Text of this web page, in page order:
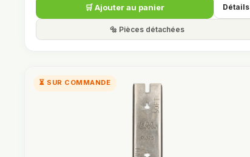
🛒 Ajouter au panier Détails
🔩 Pièces détachées
⏳ SUR COMMANDE